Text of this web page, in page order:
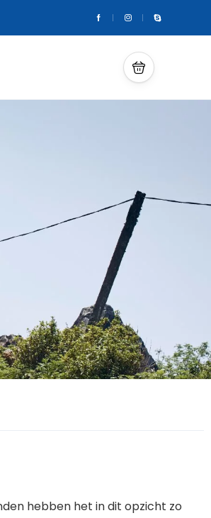
hebben het in dit opzicht zo